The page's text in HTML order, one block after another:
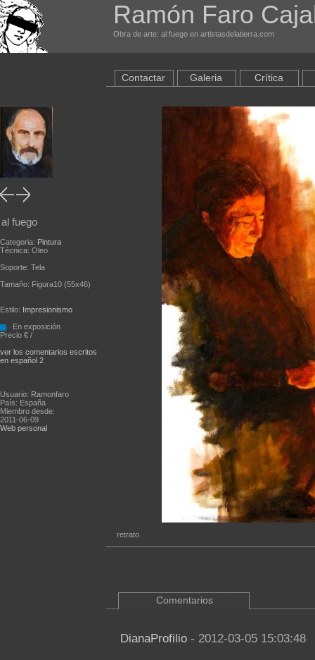
Ramón Faro
Obra de arte: al fuego en artistasdelatierra.com
al fuego
Categoria: Pintura
Técnica: Oleo
Soporte: Tela
Tamaño: Figura10 (55x46)
Estilo: Impresionismo
En exposición
Precio € /
ver los comentarios escritos
en español 2
Usuario: Ramonfaro
País: España
Miembro desde:
2011-06-09
Web personal
Contactar Galeria Crítica
retrato
Comentarios
DianaProfilio - 2012-03-05 15:03:48